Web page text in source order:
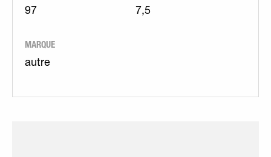
97 7,5
MARQUE
autre